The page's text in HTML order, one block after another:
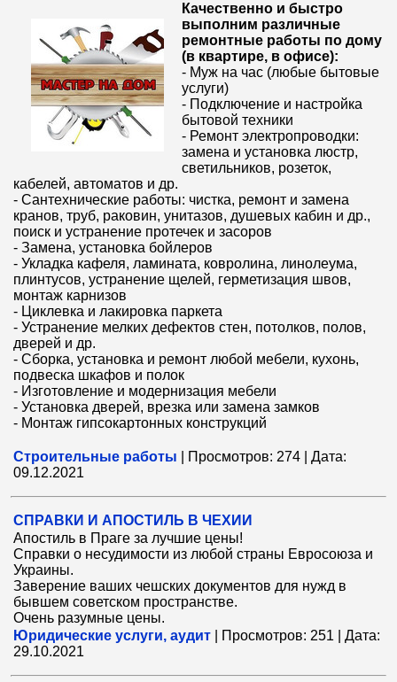
Качественно и быстро
выполним различные
ремонтные работы по дому
(в квартире, в офисе):
- Муж на час (любые бытовые
услуги)
- Подключение и настройка
бытовой техники
- Ремонт электропроводки:
замена и установка люстр,
светильников, розеток,
кабелей, автоматов и др.
- Сантехнические работы: чистка, ремонт и замена
кранов, труб, раковин, унитазов, душевых кабин и др.,
поиск и устранение протечек и засоров
- Замена, установка бойлеров
- Укладка кафеля, ламината, ковролина, линолеума,
плинтусов, устранение щелей, герметизация швов,
монтаж карнизов
- Циклевка и лакировка паркета
- Устранение мелких дефектов стен, потолков, полов,
дверей и др.
- Сборка, установка и ремонт любой мебели, кухонь,
подвеска шкафов и полок
- Изготовление и модернизация мебели
- Установка дверей, врезка или замена замков
- Монтаж гипсокартонных конструкций
Строительные работы Просмотров: 274
Дата:
09.12.2021
СПРАВКИ И АПОСТИЛЬ В ЧЕХИИ
Апостиль в Праге за лучшие цены!
Справки о несудимости из любой страны Евросоюза и
Украины.
Заверение ваших чешских документов для нужд в
бывшем советском пространстве.
Очень разумные цены.
Юридические услуги, аудит
Просмотров: 251
Дата:
29.10.2021